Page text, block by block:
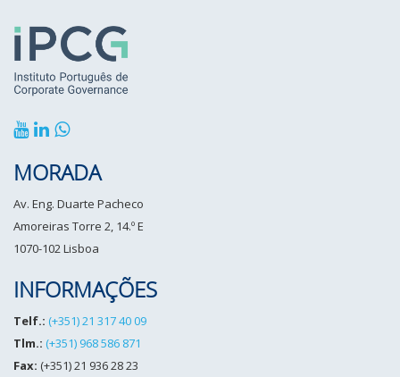
MORADA
Av. Eng. Duarte Pacheco
Amoreiras Torre 2, 14.º E
1070-102 Lisboa
INFORMAÇÕES
Telf.: (+351) 21 317 40 09
Tlm.: (+351) 968 586 871
Fax: (+351) 21 936 28 23